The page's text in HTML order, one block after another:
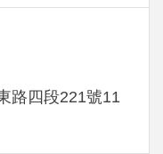
路四段221號11